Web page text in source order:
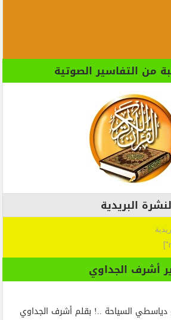
من التفاسير الصوتية
البريدية
أشرف الجداوي
السياحة ..! بقلم أشرف الجداوي